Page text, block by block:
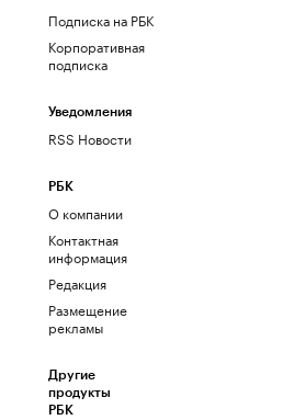
Подписка на РБК
Корпоративная
подписка
Уведомления
RSS Новости
РБК
О компании
Контактная
информация
Редакция
Размещение
рекламы
Другие
продукты
РБК